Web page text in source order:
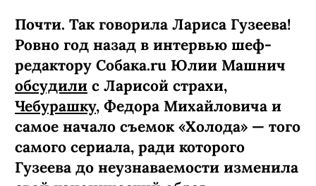
Почти. Так говорила Лариса Гузеева!
Ровно год назад в интервью шеф-
редактору Собака.ru Юлии Машнич
обсудили с Ларисой страхи,
Чебурашку, Федора Михайловича и
самое начало съемок «Холода» — того
самого сериала, ради которого
Гузеева до неузнаваемости изменила